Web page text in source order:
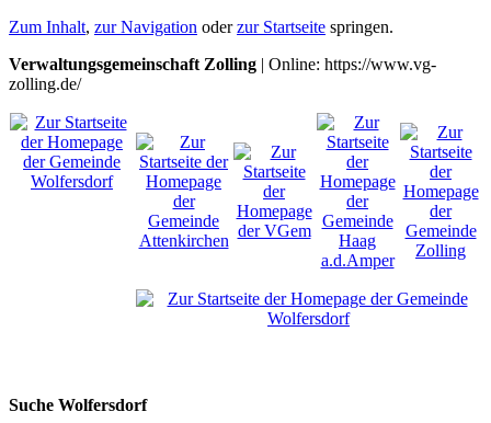
Zum Inhalt, zur Navigation oderzur Startseite springen.
Verwaltungsgemeinschaft Zolling | Online: https://www.vg-
zolling.de/
Suche Wolfersdorf